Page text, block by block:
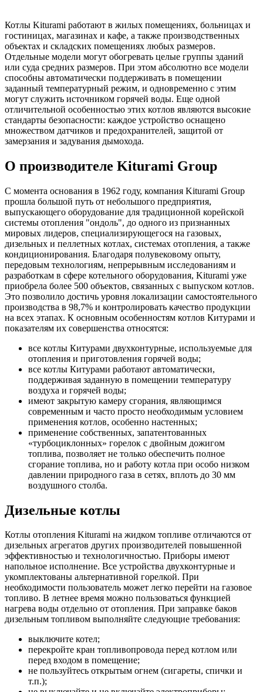
Котлы Kiturami работают в жилых помещениях, больницах и
гостиницах, магазинах и кафе, а также производственных
объектах и складских помещениях любых размеров.
Отдельные модели могут обогревать целые группы зданий
или суда средних размеров. При этом абсолютно все модели
способны автоматически поддерживать в помещении
заданный температурный режим, и одновременно с этим
могут служить источником горячей воды. Еще одной
отличительной особенностью этих котлов являются высокие
стандарты безопасности: каждое устройство оснащено
множеством датчиков и предохранителей, защитой от
замерзания и задувания дымохода.
О производителе Kiturami Group
С момента основания в 1962 году, компания Kiturami Group
прошла большой путь от небольшого предприятия,
выпускающего оборудование для традиционной корейской
системы отопления "ондоль", до одного из признанных
мировых лидеров, специализирующегося на газовых,
дизельных и пеллетных котлах, системах отопления, а также
кондиционирования. Благодаря полувековому опыту,
передовым технологиям, непрерывным исследованиям и
разработкам в сфере котельного оборудования, Kiturami уже
приобрела более 500 объектов, связанных с выпуском котлов.
Это позволило достичь уровня локализации самостоятельного
производства в 98,7% и контролировать качество продукции
на всех этапах. К основным особенностям котлов Китурами и
показателям их совершенства относятся:
все котлы Китурами двухконтурные, используемые для
отопления и приготовления горячей воды;
все котлы Китурами работают автоматически,
поддерживая заданную в помещении температуру
воздуха и горячей воды;
имеют закрытую камеру сгорания, являющимся
современным и часто просто необходимым условием
применения котлов, особенно настенных;
применение собственных, запатентованных
«турбоциклонных» горелок с двойным дожигом
топлива, позволяет не только обеспечить полное
сгорание топлива, но и работу котла при особо низком
давлении природного газа в сетях, вплоть до 30 мм
воздушного столба.
Дизельные котлы
Котлы отопления Kiturami на жидком топливе отличаются от
дизельных агрегатов других производителей повышенной
эффективностью и технологичностью. Приборы имеют
напольное исполнение. Все устройства двухконтурные и
укомплектованы альтернативной горелкой. При
необходимости пользователь может легко перейти на газовое
топливо. В летнее время можно пользоваться функцией
нагрева воды отдельно от отопления. При заправке баков
дизельным топливом выполняйте следующие требования:
выключите котел;
перекройте кран топливопровода перед котлом или
перед входом в помещение;
не пользуйтесь открытым огнем (сигареты, спички и
т.п.);